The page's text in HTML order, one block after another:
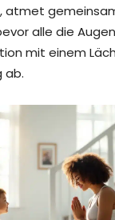
atmet
alle die
mit einem
ab.